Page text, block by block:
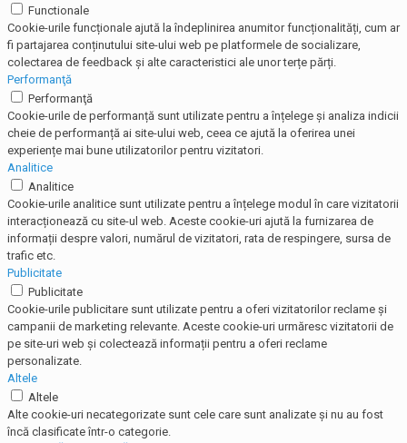
Functionale
Cookie-urile funcționale ajută la îndeplinirea anumitor funcționalități, cum ar
fi partajarea conținutului site-ului web pe platformele de socializare,
colectarea de feedback și alte caracteristici ale unor terțe părți.
Performanţă
Performanţă
Cookie-urile de performanță sunt utilizate pentru a înțelege și analiza indicii
cheie de performanță ai site-ului web, ceea ce ajută la oferirea unei
experiențe mai bune utilizatorilor pentru vizitatori.
Analitice
Analitice
Cookie-urile analitice sunt utilizate pentru a înțelege modul în care vizitatorii
interacționează cu site-ul web. Aceste cookie-uri ajută la furnizarea de
informații despre valori, numărul de vizitatori, rata de respingere, sursa de
trafic etc.
Publicitate
Publicitate
Cookie-urile publicitare sunt utilizate pentru a oferi vizitatorilor reclame și
campanii de marketing relevante. Aceste cookie-uri urmăresc vizitatorii de
pe site-uri web și colectează informații pentru a oferi reclame
personalizate.
Altele
Altele
Alte cookie-uri necategorizate sunt cele care sunt analizate și nu au fost
încă clasificate într-o categorie.